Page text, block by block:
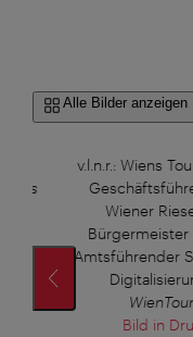
Alle Bilder anzeigen
v.l.n.r.: Wiens
Wiener
Bürgermeister
Amtsführender
Bild in